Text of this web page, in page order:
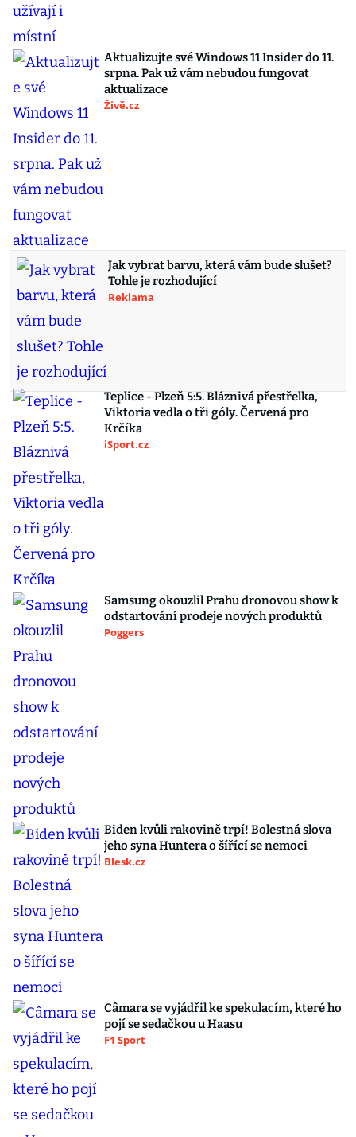
Aktualizujte své Windows 11 Insider do 11.
srpna. Pak už vám nebudou fungovat
aktualizace
Živě.cz
Jak vybrat barvu, která vám bude slušet?
Tohle je rozhodující
Reklama
Teplice - Plzeň 5:5. Bláznivá přestřelka,
Viktoria vedla o tři góly. Červená pro
Krčíka
iSport.cz
Samsung okouzlil Prahu dronovou show k
odstartování prodeje nových produktů
Poggers
Biden kvůli rakovině trpí! Bolestná slova
jeho syna Huntera o šířící se nemoci
Blesk.cz
Câmara se vyjádřil ke spekulacím, které ho
pojí se sedačkou u Haasu
F1 Sport